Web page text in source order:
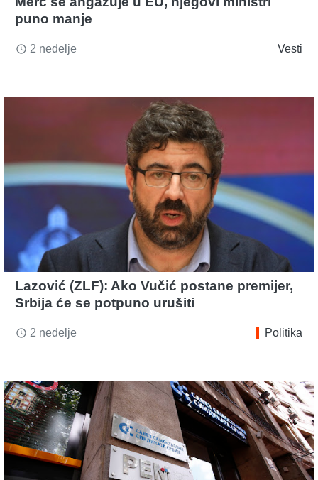
puno manje
access_time 2 nedelje Vesti
Lazović (ZLF): Ako Vučić postane premijer,
Srbija će se potpuno urušiti
access_time 2 nedelje Politika